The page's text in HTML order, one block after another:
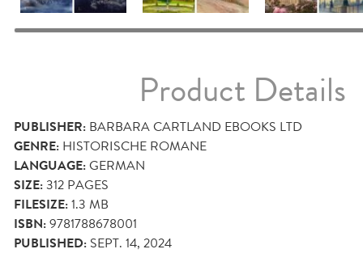
Product Details
PUBLISHER: BARBARA CARTLAND EBOOKS LTD
GENRE: HISTORISCHE ROMANE
LANGUAGE:GERMAN
SIZE:312 PAGES
FILESIZE:1.3 MB
ISBN:9781788678001
PUBLISHED: SEPT. 14, 2024